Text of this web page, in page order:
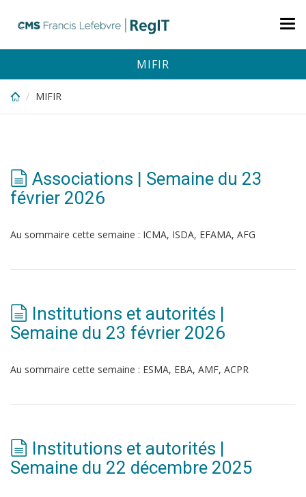
content
MIFIR
MIFIR
Associations | Semaine du 23
février 2026
Au sommaire cette semaine : ICMA, ISDA, EFAMA, AFG
Institutions et autorités |
Semaine du 23 février 2026
Au sommaire cette semaine : ESMA, EBA, AMF, ACPR
Institutions et autorités |
Semaine du 22 décembre 2025